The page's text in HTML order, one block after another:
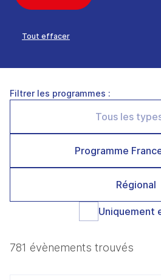
Tout effacer
Filtrer les programmes :
Programme
Régional
Uniquement
781 évènements trouvés